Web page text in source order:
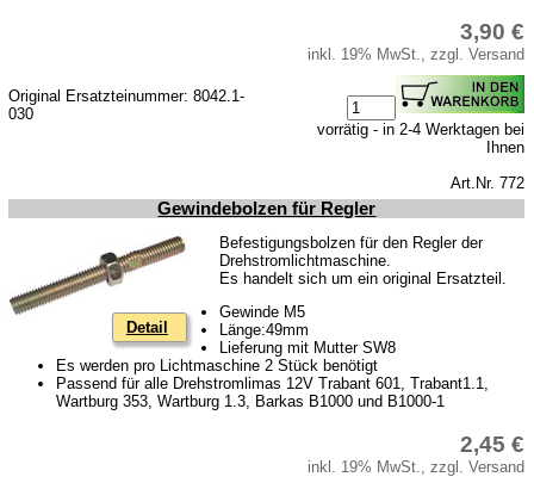
Original Ersatzteinummer: 8042.1-
030
3,90 €
inkl. 19% MwSt., zzgl. Versand
vorrätig - in 2-4 Werktagen bei
Ihnen
Art.Nr. 772
Gewindebolzen für Regler
Detail
Befestigungsbolzen für den Regler der
Drehstromlichtmaschine.
Es handelt sich um ein original Ersatzteil.
Gewinde M5
Länge:49mm
Lieferung mit Mutter SW8
Es werden pro Lichtmaschine 2 Stück benötigt
Passend für alle Drehstromlimas 12V Trabant 601, Trabant1.1,
Wartburg 353, Wartburg 1.3, Barkas B1000 und B1000-1
2,45 €
inkl. 19% MwSt., zzgl. Versand